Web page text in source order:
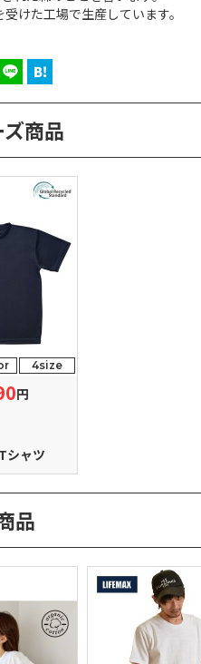
けた工場で生産しています。
商品
4size
円
シャツ
品